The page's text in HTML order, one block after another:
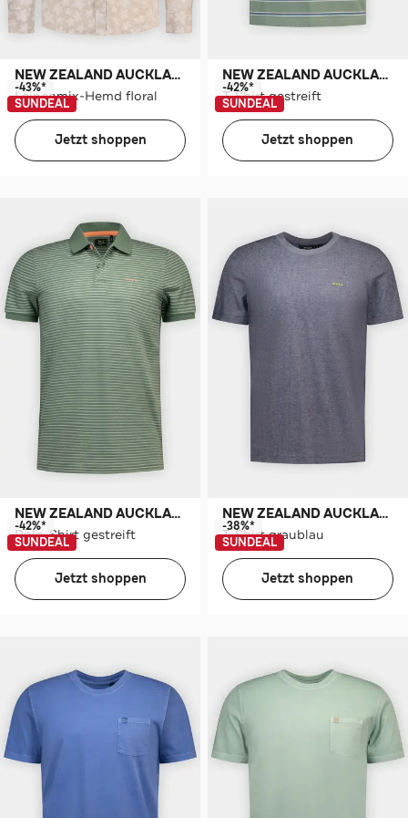
NEW ZEALAND AUCKLAND
Leinenmix-Hemd floral
-43%*
SUNDEAL
Jetzt shoppen
NEW ZEALAND AUCKLAND
T-Shirt gestreift
-42%*
SUNDEAL
Jetzt shoppen
NEW ZEALAND AUCKLAND
Polo-Shirt gestreift
-42%*
SUNDEAL
Jetzt shoppen
NEW ZEALAND AUCKLAND
T-Shirt graublau
-38%*
SUNDEAL
Jetzt shoppen